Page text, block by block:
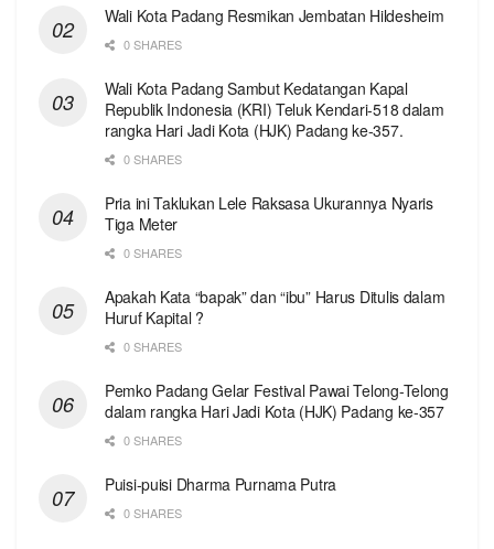
Wali Kota Padang Resmikan Jembatan Hildesheim
0 SHARES
Wali Kota Padang Sambut Kedatangan Kapal
Republik Indonesia (KRI) Teluk Kendari-518 dalam
rangka Hari Jadi Kota (HJK) Padang ke-357.
0 SHARES
Pria ini Taklukan Lele Raksasa Ukurannya Nyaris
Tiga Meter
0 SHARES
Apakah Kata “bapak” dan “ibu” Harus Ditulis dalam
Huruf Kapital ?
0 SHARES
Pemko Padang Gelar Festival Pawai Telong-Telong
dalam rangka Hari Jadi Kota (HJK) Padang ke-357
0 SHARES
Puisi-puisi Dharma Purnama Putra
0 SHARES